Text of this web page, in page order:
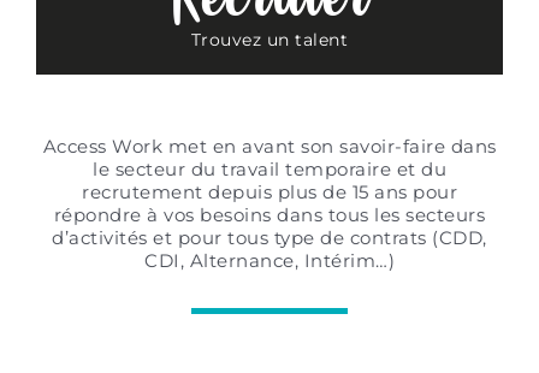
Trouvez un talent
Access Work met en avant son savoir-faire dans
le secteur du travail temporaire et du
recrutement depuis plus de 15 ans pour
répondre à vos besoins dans tous les secteurs
d’activités et pour tous type de contrats (CDD,
CDI, Alternance, Intérim…)